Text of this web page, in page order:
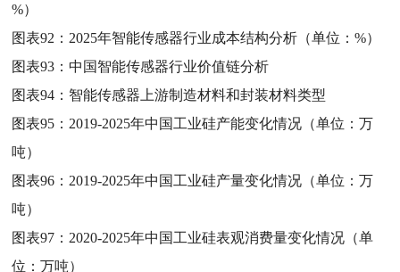
%）
图表92： 2025年智能传感器行业成本结构分析（单位：%）
图表93：中国智能传感器行业价值链分析
图表94： 智能传感器上游制造材料和封装材料类型
图表95： 2019-2025年中国工业硅产能变化情况（单位：万
吨）
图表96： 2019-2025年中国工业硅产量变化情况（单位：万
吨）
图表97： 2020-2025年中国工业硅表观消费量变化情况（单
位：万吨）